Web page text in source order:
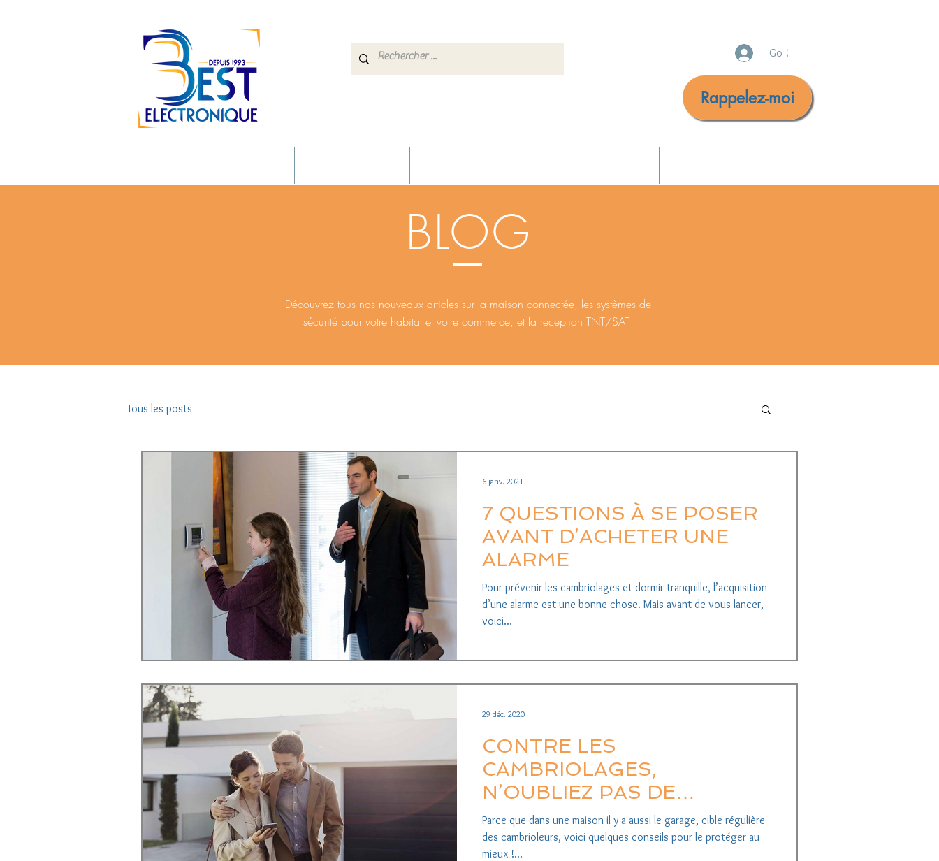
Go !
Rappelez-moi
BLOG
Découvrez tous nos nouveauxarticles sur la maison connectée, les systèmes de
sécurité pour votre habitat et votre commerce, et la reception TNT/SAT
Tous les posts
7 QUESTIONS À SE POSER
AVANT D’ACHETER UNE
ALARME
Pour prévenir les cambriolages et dormir tranquille, l’acquisition
d’une alarme est une bonne chose. Mais avant de vous lancer,
voici...
6 janv. 2021
CONTRE LES
CAMBRIOLAGES,
N’OUBLIEZ PAS DE
PROTÉGER VOTRE
GARAGE.
Parce que dans une maison il y a aussi le garage, cible régulière
des cambrioleurs, voici quelques conseils pour le protéger au
mieux !...
29 déc. 2020